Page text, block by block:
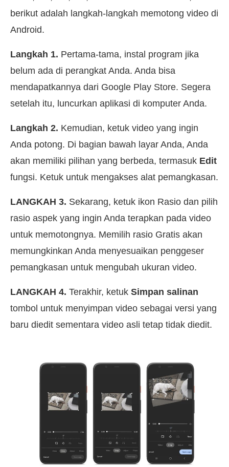
berikut adalah langkah-langkah memotong video di
Android.
Langkah 1. Pertama-tama, instal program jika
belum ada di perangkat Anda. Anda bisa
mendapatkannya dari Google Play Store. Segera
setelah itu, luncurkan aplikasi di komputer Anda.
Langkah 2. Kemudian, ketuk video yang ingin
Anda potong. Di bagian bawah layar Anda, Anda
akan memiliki pilihan yang berbeda, termasuk Edit
fungsi. Ketuk untuk mengakses alat pemangkasan.
LANGKAH 3. Sekarang, ketuk ikon Rasio dan pilih
rasio aspek yang ingin Anda terapkan pada video
untuk memotongnya. Memilih rasio Gratis akan
memungkinkan Anda menyesuaikan penggeser
pemangkasan untuk mengubah ukuran video.
LANGKAH 4. Terakhir, ketuk Simpan salinan
tombol untuk menyimpan video sebagai versi yang
baru diedit sementara video asli tetap tidak diedit.